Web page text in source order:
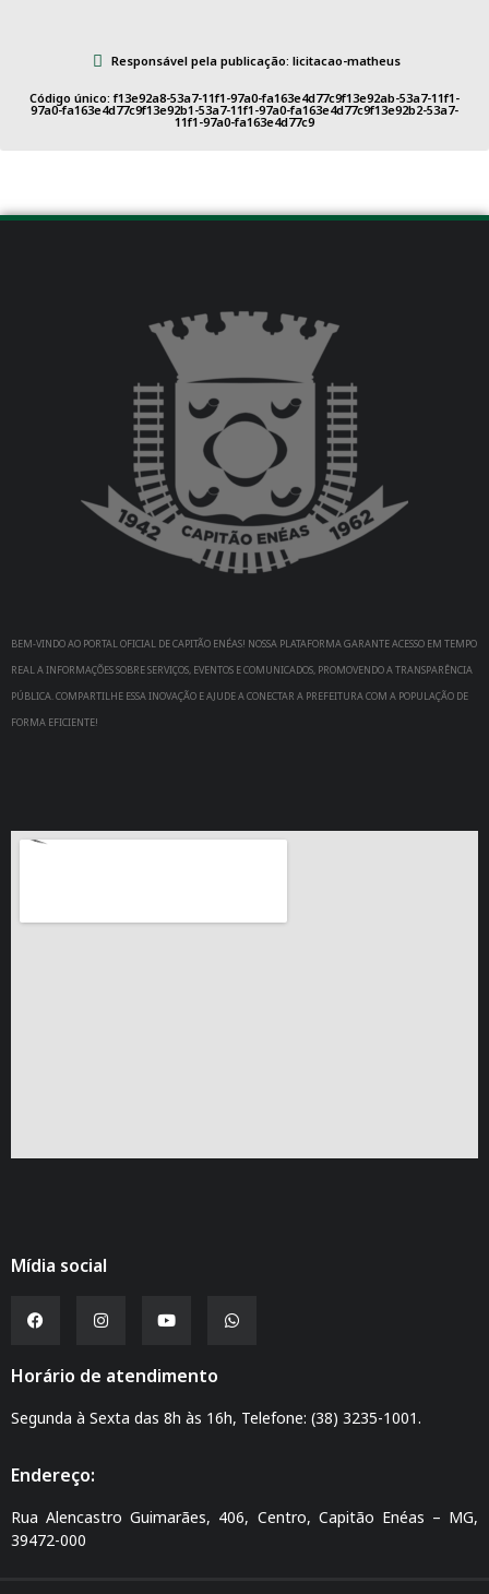
Responsável pela publicação: licitacao-matheus
Código único: f13e92a8-53a7-11f1-97a0-fa163e4d77c9f13e92ab-53a7-11f1-
97a0-fa163e4d77c9f13e92b1-53a7-11f1-97a0-fa163e4d77c9f13e92b2-53a7-
11f1-97a0-fa163e4d77c9
BEM-VINDO AO PORTAL OFICIAL DE CAPITÃO ENÉAS! NOSSA PLATAFORMA GARANTE ACESSO EM TEMPO
REAL A INFORMAÇÕES SOBRE SERVIÇOS, EVENTOS E COMUNICADOS, PROMOVENDO A TRANSPARÊNCIA
PÚBLICA. COMPARTILHE ESSA INOVAÇÃO E AJUDE A CONECTAR A PREFEITURA COM A POPULAÇÃO DE
FORMA EFICIENTE!
Mídia social
Horário de atendimento
Segunda à Sexta das 8h às 16h, Telefone: (38) 3235-1001.
Endereço:
Rua Alencastro Guimarães, 406, Centro, Capitão Enéas – MG,
39472-000